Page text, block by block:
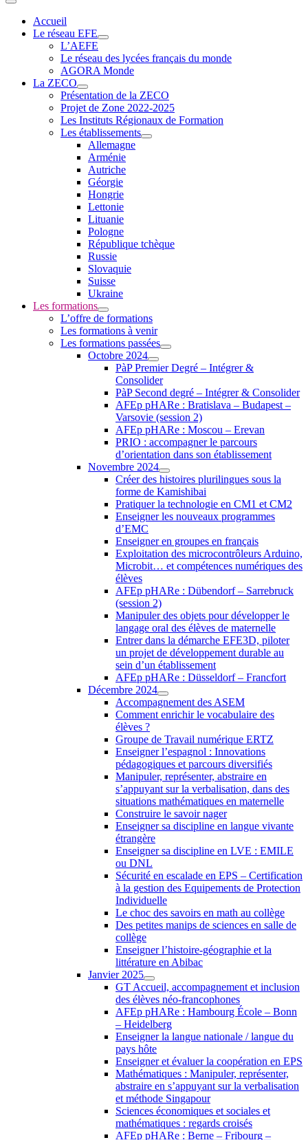
Toggle
NavigationAccueil
Le réseau EFE
L’AEFE
Le réseau des lycées français du monde
AGORA Monde
La ZECO
Présentation de la ZECO
Projet de Zone 2022-2025
Les Instituts Régionaux de Formation
Les établissements
Allemagne
Arménie
Autriche
Géorgie
Hongrie
Lettonie
Lituanie
Pologne
République tchèque
Russie
Slovaquie
Suisse
Ukraine
Les formations
L’offre de formations
Les formations à venir
Les formations passées
Octobre 2024
PàP Premier Degré – Intégrer &
Consolider
PàP Second degré – Intégrer & Consolider
AFEp pHARe : Bratislava – Budapest –
Varsovie (session 2)
AFEp pHARe : Moscou – Erevan
PRIO : accompagner le parcours
d’orientation dans son établissement
Novembre 2024
Créer des histoires plurilingues sous la
forme de Kamishibai
Pratiquer la technologie en CM1 et CM2
Enseigner les nouveaux programmes
d’EMC
Enseigner en groupes en français
Exploitation des microcontrôleurs Arduino,
Microbit… et compétences numériques des
élèves
AFEp pHARe : Dübendorf – Sarrebruck
(session 2)
Manipuler des objets pour développer le
langage oral des élèves de maternelle
Entrer dans la démarche EFE3D, piloter
un projet de développement durable au
sein d’un établissement
AFEp pHARe : Düsseldorf – Francfort
Décembre 2024
Accompagnement des ASEM
Comment enrichir le vocabulaire des
élèves ?
Groupe de Travail numérique ERTZ
Enseigner l’espagnol : Innovations
pédagogiques et parcours diversifiés
Manipuler, représenter, abstraire en
s’appuyant sur la verbalisation, dans des
situations mathématiques en maternelle
Construire le savoir nager
Enseigner sa discipline en langue vivante
étrangère
Enseigner sa discipline en LVE : EMILE
ou DNL
Sécurité en escalade en EPS – Certification
à la gestion des Equipements de Protection
Individuelle
Le choc des savoirs en math au collège
Des petites manips de sciences en salle de
collège
Enseigner l’histoire-géographie et la
littérature en Abibac
Janvier 2025
GT Accueil, accompagnement et inclusion
des élèves néo-francophones
AFEp pHARe : Hambourg École – Bonn
– Heidelberg
Enseigner la langue nationale / langue du
pays hôte
Enseigner et évaluer la coopération en EPS
Mathématiques : Manipuler, représenter,
abstraire en s’appuyant sur la verbalisation
et méthode Singapour
Sciences économiques et sociales et
mathématiques : regards croisés
AFEp pHARe : Berne – Fribourg –